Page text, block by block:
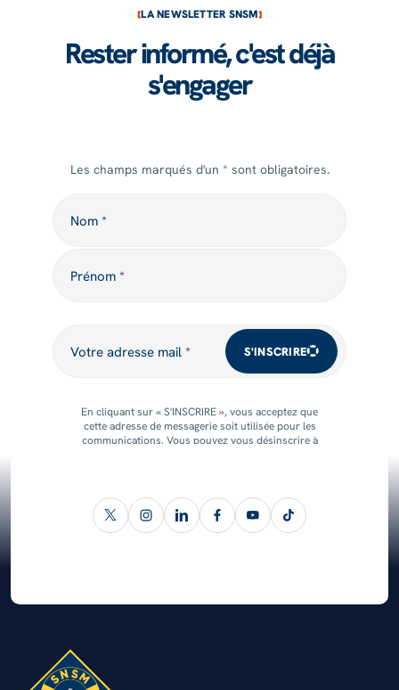
LA NEWSLETTER SNSM
Rester informé, c'est déjà
s'engager
Les champs marqués d'un * sont obligatoires.
Nom *
Prénom *
Votre adresse mail * S'INSCRIRE
En cliquant sur « S'INSCRIRE », vous acceptez que
cette adresse de messagerie soit utilisée pour les
communications. Vous pouvez vous désinscrire à